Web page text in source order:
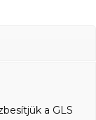
a GLS